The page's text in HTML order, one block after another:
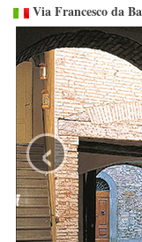
Via Francesco da
‹